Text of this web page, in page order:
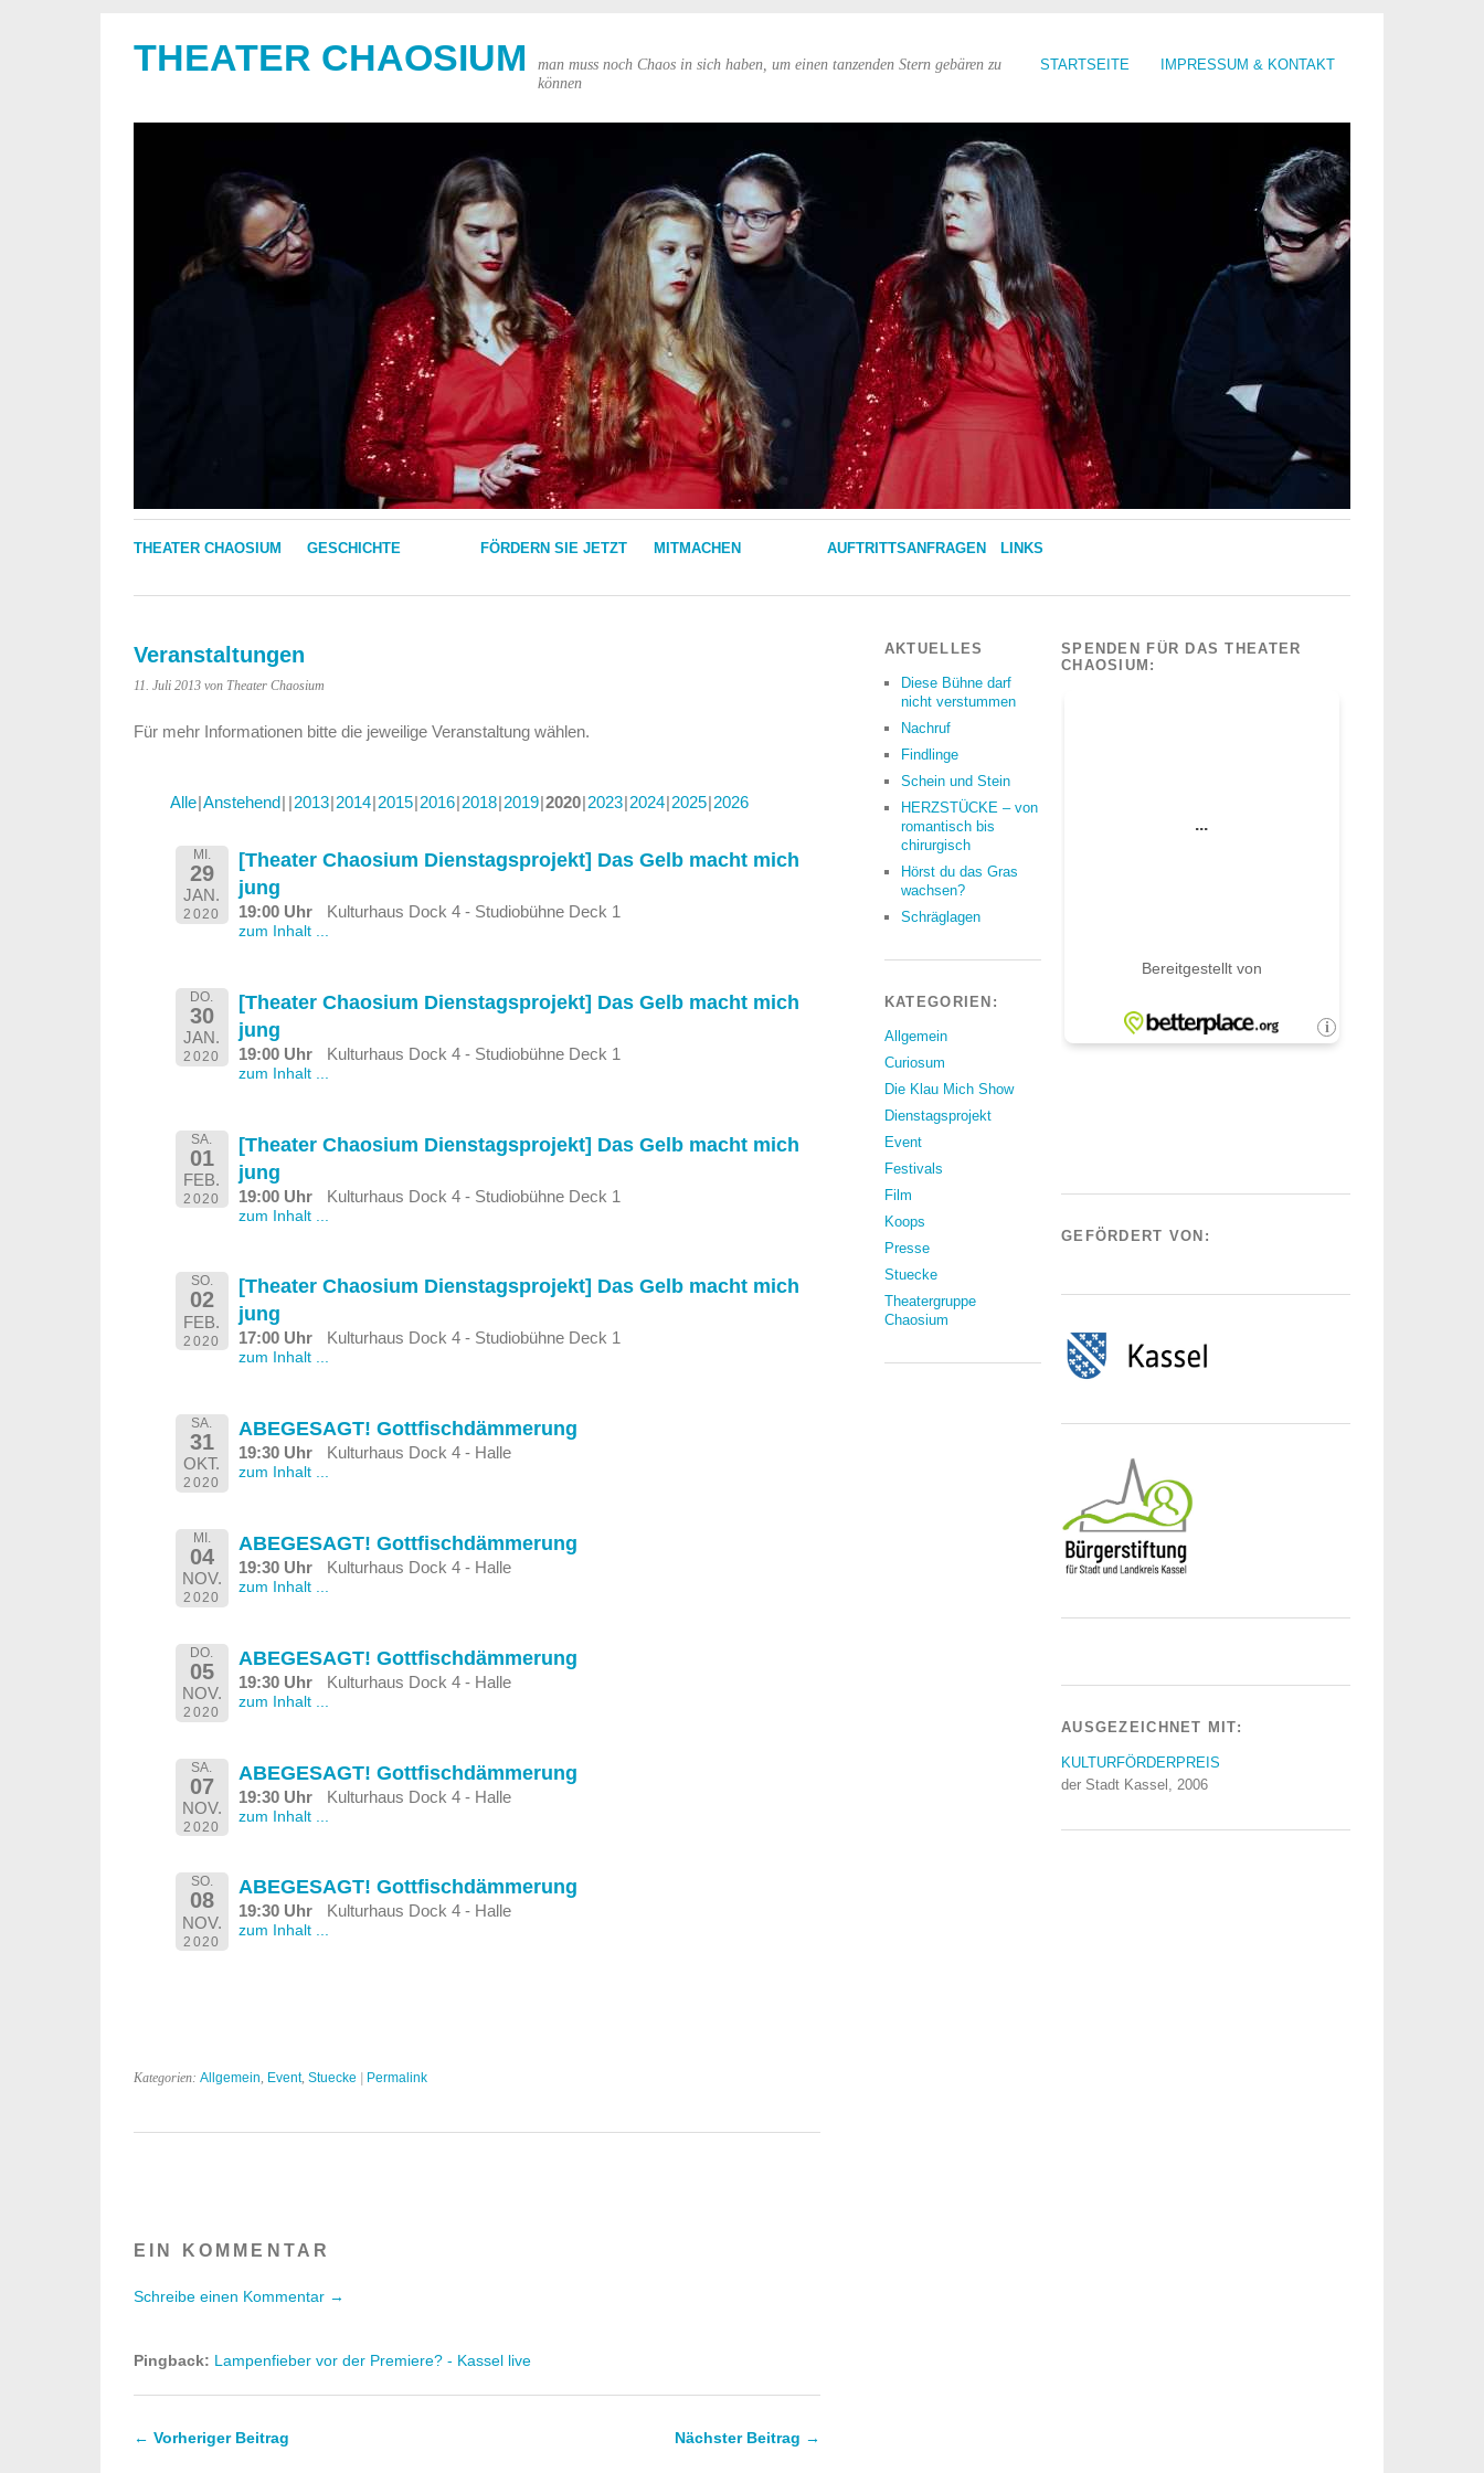
STARTSEITE IMPRESSUM & KONTAKT
THEATER CHAOSIUM
man muss noch Chaos in sich haben, um einen tanzenden Stern gebären zu
können
THEATER CHAOSIUM GESCHICHTE FÖRDERN SIE JETZT MITMACHEN AUFTRITTSANFRAGEN LINKS
Veranstaltungen
11. Juli 2013 von Theater Chaosium
Für mehr Informationen bitte die jeweilige Veranstaltung wählen.
Alle Anstehend 2013 2014 2015 2016 2018 2019 2020 2023 2024 2025 2026
MI.
29
JAN.
2020
[Theater Chaosium Dienstagsprojekt] Das Gelb macht mich
jung
19:00 Uhr Kulturhaus Dock 4 - Studiobühne Deck 1
zum Inhalt ...
DO.
30
JAN.
2020
[Theater Chaosium Dienstagsprojekt] Das Gelb macht mich
jung
19:00 Uhr Kulturhaus Dock 4 - Studiobühne Deck 1
zum Inhalt ...
SA.
01
FEB.
2020
[Theater Chaosium Dienstagsprojekt] Das Gelb macht mich
jung
19:00 Uhr Kulturhaus Dock 4 - Studiobühne Deck 1
zum Inhalt ...
SO.
02
FEB.
2020
[Theater Chaosium Dienstagsprojekt] Das Gelb macht mich
jung
17:00 Uhr Kulturhaus Dock 4 - Studiobühne Deck 1
zum Inhalt ...
SA.
31
OKT.
2020
ABEGESAGT! Gottfischdämmerung
19:30 Uhr Kulturhaus Dock 4 - Halle
zum Inhalt ...
MI.
04
NOV.
2020
ABEGESAGT! Gottfischdämmerung
19:30 Uhr Kulturhaus Dock 4 - Halle
zum Inhalt ...
DO.
05
NOV.
2020
ABEGESAGT! Gottfischdämmerung
19:30 Uhr Kulturhaus Dock 4 - Halle
zum Inhalt ...
SA.
07
NOV.
2020
ABEGESAGT! Gottfischdämmerung
19:30 Uhr Kulturhaus Dock 4 - Halle
zum Inhalt ...
SO.
08
NOV.
2020
ABEGESAGT! Gottfischdämmerung
19:30 Uhr Kulturhaus Dock 4 - Halle
zum Inhalt ...
Kategorien: Allgemein Event, Stuecke | Permalink
EIN KOMMENTAR
Schreibe einen Kommentar →
Pingback: Lampenfieber vor der Premiere? - Kassel live
← Vorheriger Beitrag Nächster Beitrag →
AKTUELLES
Diese Bühne darf
nicht verstummen
Nachruf
Findlinge
Schein und Stein
HERZSTÜCKE – von
romantisch bis
chirurgisch
Hörst du das Gras
wachsen?
Schräglagen
KATEGORIEN:
Allgemein
Curiosum
Die Klau Mich Show
Dienstagsprojekt
Event
Festivals
Film
Koops
Presse
Stuecke
Theatergruppe
Chaosium
SPENDEN FÜR DAS THEATER
CHAOSIUM:
GEFÖRDERT VON:
AUSGEZEICHNET MIT:
KULTURFÖRDERPREIS
der Stadt Kassel, 2006